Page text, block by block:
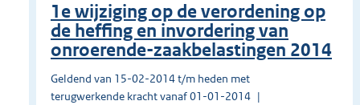
1e wijziging op de verordening op
de heffing en invordering van
onroerende-zaakbelastingen 2014
Geldend van 15-02-2014 t/m heden met
terugwerkende kracht vanaf 01-01-2014